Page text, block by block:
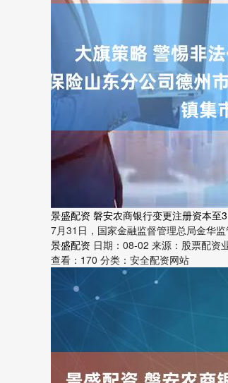
景盛配资 磐安农商银行变更注册资本至
7月31日，国家金融监督管理总局金华
景盛配资 日期：08-02 来源：股票配资
查看： 170 分类： 安全配资网站